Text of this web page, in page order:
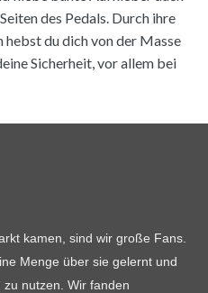
the
page
des Pedals. Durch ihre
du dich von der Masse
Sicherheit, vor allem bei
kamen, sind wir große Fans.
Menge über sie gelernt und
nutzen. Wir fanden